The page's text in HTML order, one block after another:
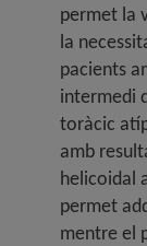
permet la
la
pacients
intermedi
toràcic
amb
helicoidal
permet
mentre el